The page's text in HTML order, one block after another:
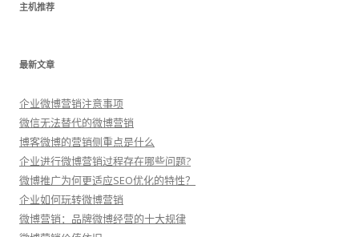
主机推荐
最新文章
企业微博营销注意事项
微信无法替代的微博营销
博客微博的营销侧重点是什么
企业进行微博营销过程存在哪些问题?
微博推广为何更适应SEO优化的特性？
企业如何玩转微博营销
微博营销：品牌微博经营的十大规律